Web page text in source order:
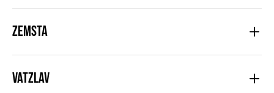
Zemsta
Vatzlav